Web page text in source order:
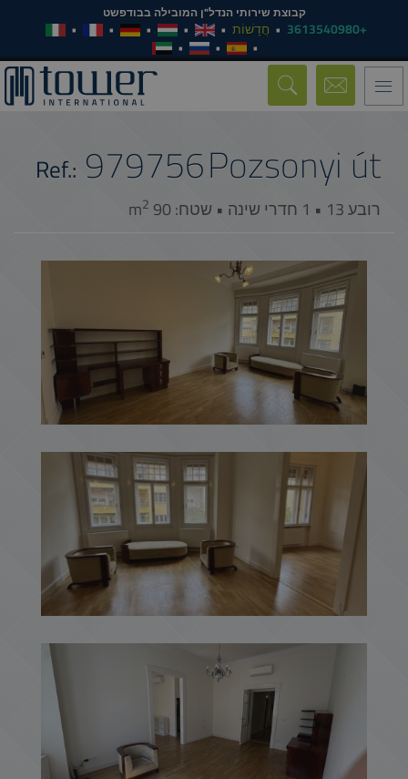
קבוצת שירותי הנדל"ן המובילה בבודפשט
+3613540980 חֲדָשׁוֹת
Toggle
navigation
Pozsonyi út
Ref.: 979756
רובע 13 • 1 חדרי שינה • שטח: 90 m 2